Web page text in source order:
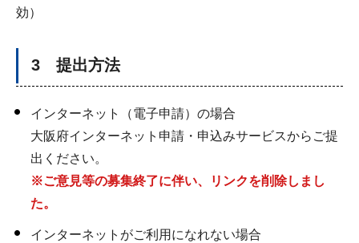
効）
3 提出方法
インターネット（電子申請）の場合
大阪府インターネット申請・申込みサービスからご提
出ください。
※ご意見等の募集終了に伴い、リンクを削除しまし
た。
インターネットがご利用になれない場合